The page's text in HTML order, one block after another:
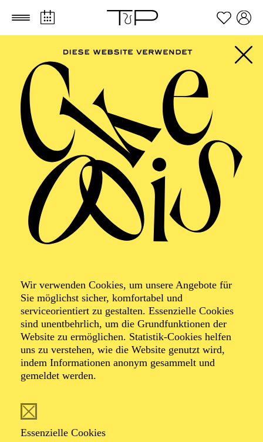
Zum Hauptinhalt springen Zum Footer springen
Wir verwenden Cookies, um unsere Angebote für
Sie möglichst sicher, komfortabel und
serviceorientiert zu gestalten. Essenzielle Cookies
sind unentbehrlich, um die Grundfunktionen der
Website zu ermöglichen. Statistik-Cookies helfen
uns zu verstehen, wie die Website genutzt wird,
indem Informationen anonym gesammelt und
gemeldet werden.
Essenzielle Cookies
AALTO MUSIKTHEATER
Wiener Blut
Operette in drei Akten von Johann Strauß
Zusammengestellt, bearbeitet und ergänzt von Adolf
Müller junior; Libretto von Viktor Léon und Leo Stein
Eine Koproduktion von Johann Strauss 2025 Wien und
Aalto Musiktheater Essen